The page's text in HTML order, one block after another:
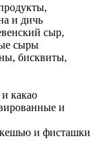
и дичь
сыр,
сыры
бисквиты,
какао
и
кешью и фисташки